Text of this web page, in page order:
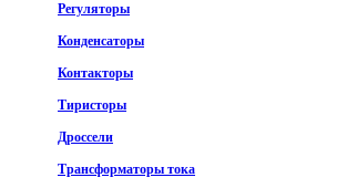
Регуляторы
Конденсаторы
Контакторы
Тиристоры
Дроссели
Трансформаторы тока